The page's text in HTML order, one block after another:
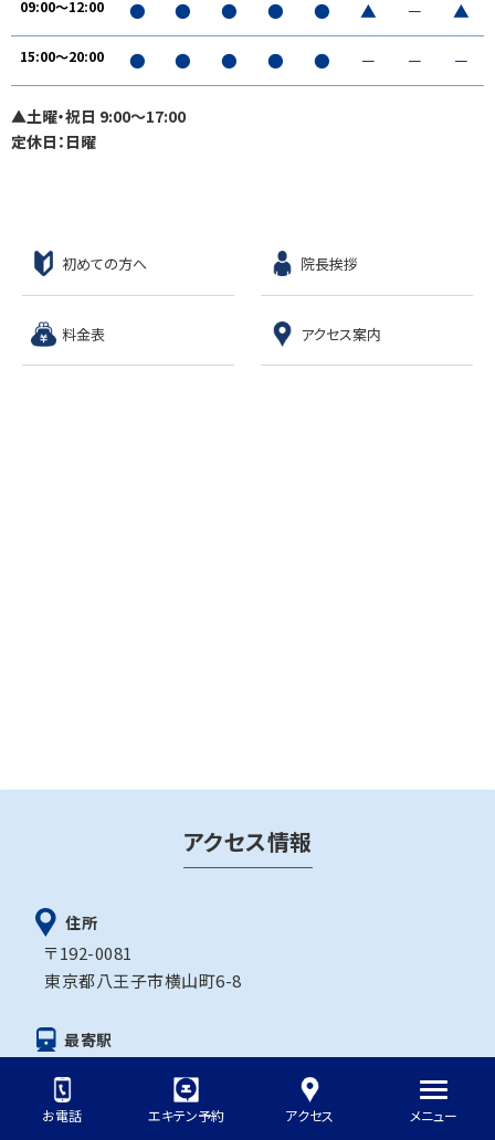
初めての方へ 院長挨拶
料金表 アクセス案内
09:00～12:00 ● ● ● ● ● ▲ － ▲
15:00〜20:00 ● ● ● ● ● － － －
▲土曜・祝日 9:00〜17:00
定休日：日曜
アクセス情報
住所
〒192-0081
東京都八王子市横山町6-8
最寄駅
駐車場
お電話 エキテン予約 アクセス メニュー